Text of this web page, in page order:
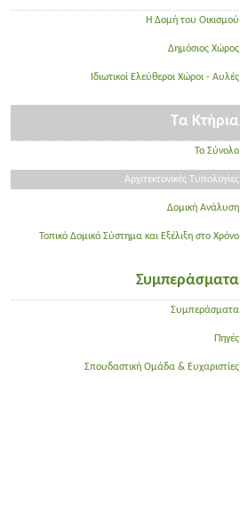
Η Δομή του Οικισμού
Δημόσιος Χώρος
Ιδιωτικοί Ελεύθεροι Χώροι - Αυλές
Τα Κτήρια
Το Σύνολο
Αρχιτεκτονικές Τυπολογίες
Δομική Ανάλυση
Τοπικό Δομικό Σύστημα και Εξέλιξη στο Χρόνο
Συμπεράσματα
Συμπεράσματα
Πηγές
Σπουδαστική Ομάδα & Ευχαριστίες